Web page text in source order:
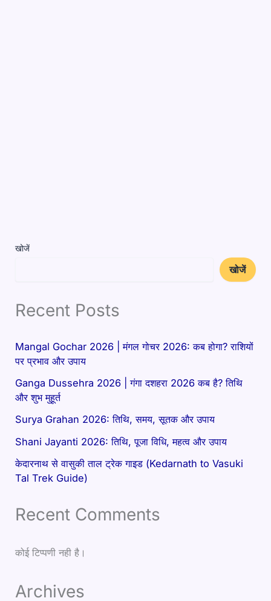
खोजें
खोजें
Recent Posts
Mangal Gochar 2026 | मंगल गोचर 2026: कब होगा? राशियों
पर प्रभाव और उपाय
Ganga Dussehra 2026 | गंगा दशहरा 2026 कब है? तिथि
और शुभ मुहूर्त
Surya Grahan 2026: तिथि, समय, सूतक और उपाय
Shani Jayanti 2026: तिथि, पूजा विधि, महत्व और उपाय
केदारनाथ से वासुकी ताल ट्रेक गाइड (Kedarnath to Vasuki
Tal Trek Guide)
Recent Comments
कोई टिप्पणी नही है।
Archives